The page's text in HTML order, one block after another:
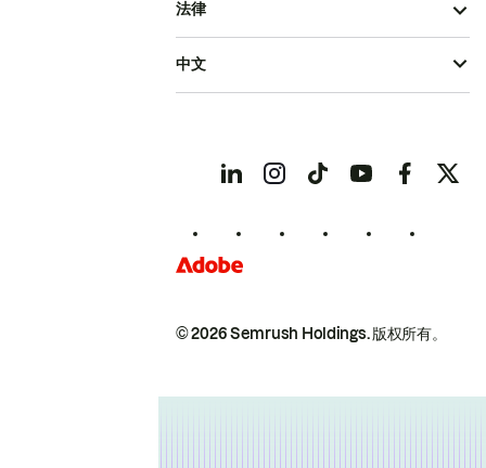
© 2026 Semrush Holdings.版权所有。
法律
中文